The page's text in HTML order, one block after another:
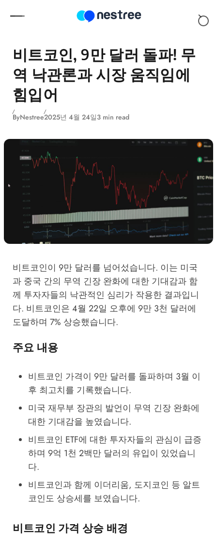
비트코인, 9만 달러 돌파! 무
역 낙관론과 시장 움직임에
힘입어
ByNestree2025년 4월 24일3 min read
비트코인이 9만 달러를 넘어섰습니다. 이는 미국
과 중국 간의 무역 긴장 완화에 대한 기대감과 함
께 투자자들의 낙관적인 심리가 작용한 결과입니
다. 비트코인은 4월 22일 오후에 9만 3천 달러에
도달하며 7% 상승했습니다.
주요 내용
비트코인 가격이 9만 달러를 돌파하며 3월 이
후 최고치를 기록했습니다.
미국 재무부 장관의 발언이 무역 긴장 완화에
대한 기대감을 높였습니다.
비트코인 ETF에 대한 투자자들의 관심이 급증
하며 9억 1천 2백만 달러의 유입이 있었습니
다.
비트코인과 함께 이더리움, 도지코인 등 알트
코인도 상승세를 보였습니다.
비트코인 가격 상승 배경